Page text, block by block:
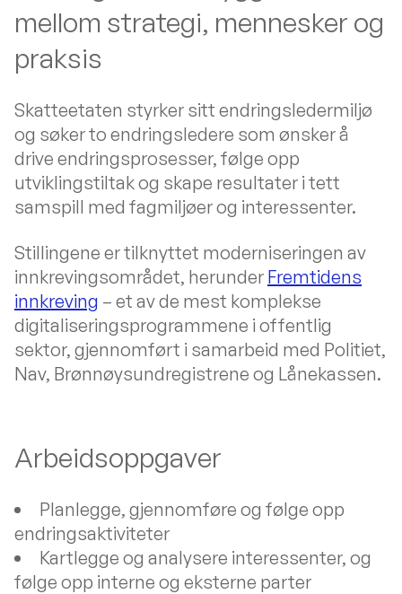
mellom strategi, mennesker og
praksis
Skatteetaten styrker sitt endringsledermiljø
og søker to endringsledere som ønsker å
drive endrings­prosesser, følge opp
utviklingstiltak og skape resultater i tett
samspill med fagmiljøer og interessenter.
Stillingene er tilknyttet moderniseringen av
innkrevingsområdet, herunder Fremtidens
innkreving – et av de mest komplekse
digitaliseringsprogrammene i offentlig
sektor, gjennomført i samarbeid med Politiet,
Nav, Brønnøysundregistrene og Lånekassen.
Arbeidsoppgaver
Planlegge, gjennomføre og følge opp
endringsaktiviteter
Kartlegge og analysere interessenter, og
følge opp interne og eksterne parter